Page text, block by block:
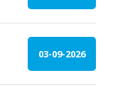
03-09-2026